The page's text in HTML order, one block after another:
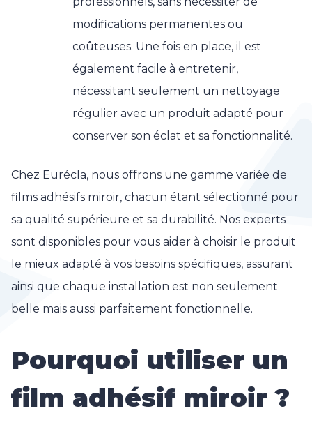
modifications permanentes ou
coûteuses. Une fois en place, il est
également facile à entretenir,
nécessitant seulement un nettoyage
régulier avec un produit adapté pour
conserver son éclat et sa fonctionnalité.
Chez Eurécla, nous offrons une gamme variée de
films adhésifs miroir, chacun étant sélectionné pour
sa qualité supérieure et sa durabilité. Nos experts
sont disponibles pour vous aider à choisir le produit
le mieux adapté à vos besoins spécifiques, assurant
ainsi que chaque installation est non seulement
belle mais aussi parfaitement fonctionnelle.
Pourquoi utiliser un
film adhésif miroir ?